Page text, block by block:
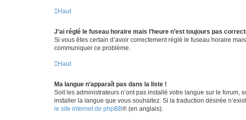
Haut
J’ai réglé le fuseau horaire mais l’heure n’est toujours pas
Si vous êtes certain d’avoir correctement réglé le fuseau horaire
communiquer ce problème.
Haut
Ma langue n’apparaît pas dans la liste !
Soit les administrateurs n’ont pas installé votre langue sur le forum,
installer la langue que vous souhaitez. Si la traduction désirée
le site internet de phpBB® (en anglais).